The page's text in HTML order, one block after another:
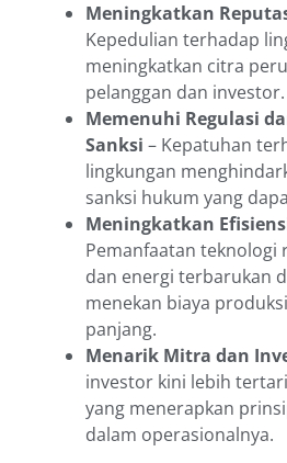
Meningkatkan
Kepedulian terhadap
meningkatkan citra
pelanggan dan investor.
Memenuhi Regulasi
Sanksi – Kepatuhan
lingkungan
sanksi hukum yang
Meningkatkan
Pemanfaatan teknologi
dan energi terbarukan
menekan biaya
panjang.
Menarik Mitra dan
investor kini lebih
yang menerapkan
dalam operasionalnya.